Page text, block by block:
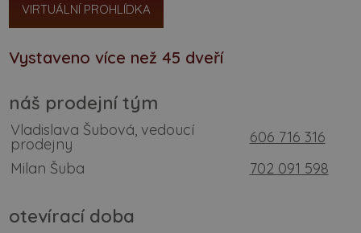
VIRTUÁLNÍ PROHLÍDKA
Vystaveno více než 45 dveří
náš prodejní tým
Vladislava Šubová, vedoucí
prodejny
606 716 316
Milan Šuba
702 091 598
otevírací doba